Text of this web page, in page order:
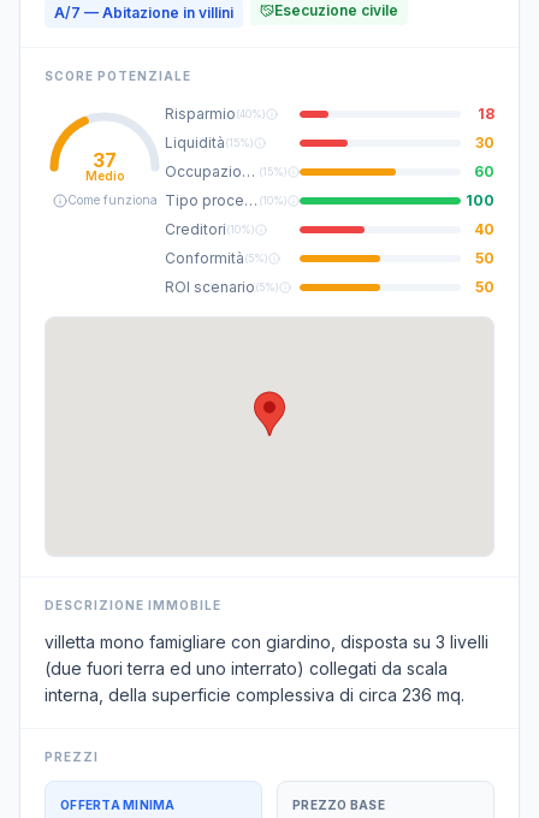
A/7 — Abitazione in villini Esecuzione civile
SCORE POTENZIALE
37
Medio
Come funziona
Risparmio(40%)
18
Liquidità(15%)
30
Occupazione (15%)
60
Tipo procedura (10%)
100
Creditori(10%)
40
Conformità(5%)
50
ROI scenario(5%) 50
DESCRIZIONE IMMOBILE
villetta mono famigliare con giardino, disposta su 3 livelli
(due fuori terra ed uno interrato) collegati da scala
interna, della superficie complessiva di circa 236 mq.
PREZZI
OFFERTA MINIMA PREZZO BASE